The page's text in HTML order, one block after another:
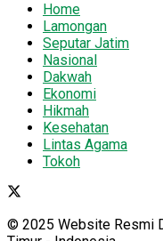
Home
Lamongan
Seputar Jatim
Nasional
Dakwah
Ekonomi
Hikmah
Kesehatan
Lintas Agama
Tokoh
© 2025 Website Resmi